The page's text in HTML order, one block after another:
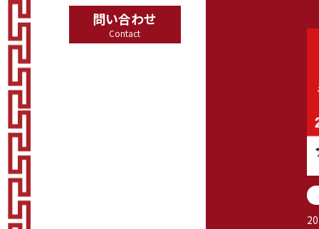
問い合わせ
Contact